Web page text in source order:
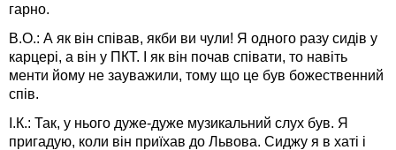
гарно.
В.О.: А як він співав, якби ви чули! Я одного разу сидів у
карцері, а він у ПКТ. І як він почав співати, то навіть
менти йому не зауважили, тому що це був божественний
спів.
І.К.: Так, у нього дуже-дуже музикальний слух був. Я
пригадую, коли він приїхав до Львова. Сиджу я в хаті і